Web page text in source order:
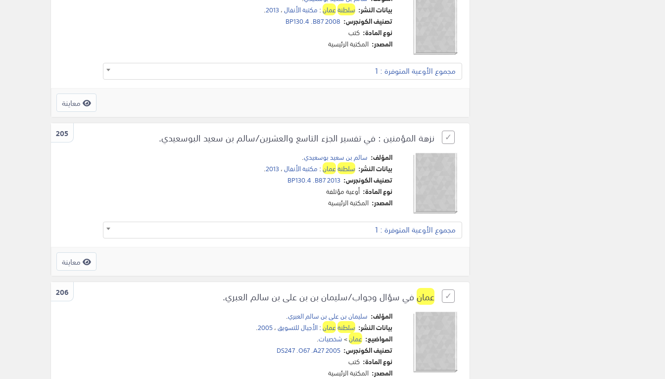
بيانات النشر: سلطنةعمان: مكتبة الأنفال،2013
.
تصنيف الكونجرس: BP130.4 .B87 2008
نوع المادة: كتب
المصدر: المكتبة الرئيسية
مجموع الأوعية المتوفرة : 1
معاينة
205 نزهة المؤمنين : في تفسير الجزء التاسع والعشرين/سالم بن سعيد البوسعيدي.
المؤلف: سالم بن سعيد بوسعيدي.
بيانات النشر: سلطنةعمان: مكتبة الأنفال،2013
.
تصنيف الكونجرس: BP130.4 .B87 2013
نوع المادة: أوعية مؤتلفة
المصدر: المكتبة الرئيسية
مجموع الأوعية المتوفرة : 1
معاينة
206 عمانفي سؤال وجواب/سليمان بن بن على بن سالم العبري.
المؤلف: سليمان بن على بن سالم العبري.
بيانات النشر: سلطنةعمان:الأجيال للتسويق،2005
.
المواضيع: عمان>شخصيات.
تصنيف الكونجرس: DS247 .O67 .A27 2005
نوع المادة: كتب
المصدر: المكتبة الرئيسية